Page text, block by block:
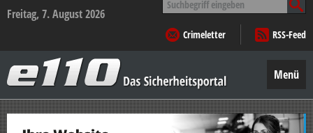
Freitag, 7. August 2026
nach:
Crimeletter
RSS-Feed
–
Das
Sicherheitsportal
Menü
Zum
Inhalt
springen